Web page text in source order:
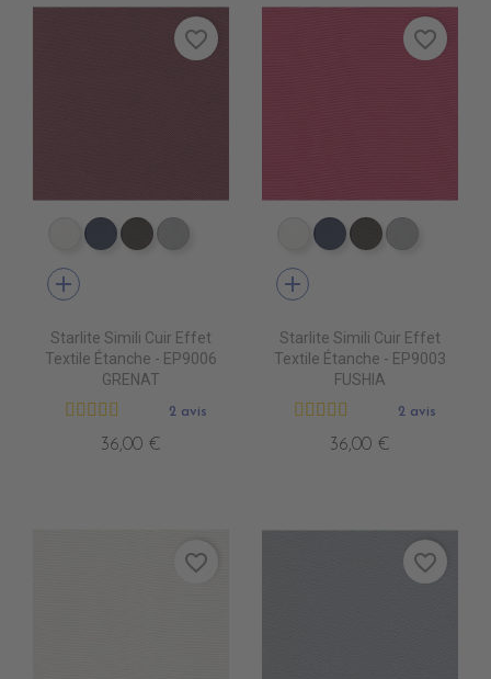
EP9000 BLANC
EP9010 NAVY BLUE
EP9013 CHOCOLAT
EP9007 PERLE
add
Starlite Simili Cuir Effet
Textile Étanche - EP9006
GRENAT
2 avis
36,00 €
favorite_border
EP9000 BLANC
EP9010 NAVY
EP9013EP9007
add
Starlite Simili Cuir Effet
Textile Étanche - EP9003
FUSHIA
2 avis
36,00 €
favorite_border
favorite_border favorite_border